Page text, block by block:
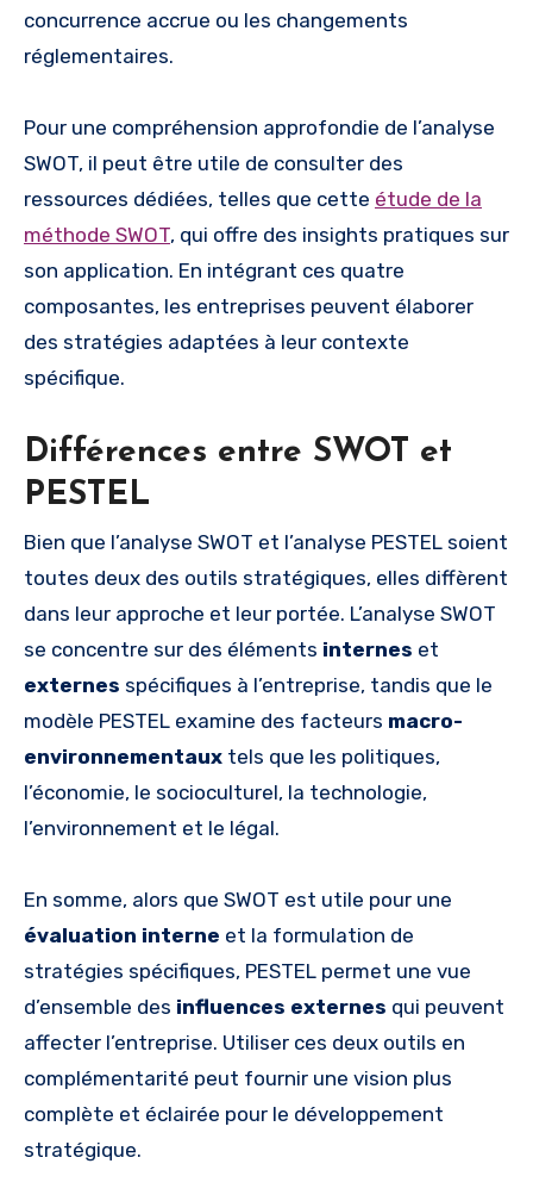
concurrence accrue ou les changements
réglementaires.
Pour une compréhension approfondie de l’analyse
SWOT, il peut être utile de consulter des
ressources dédiées, telles que cette étude de la
méthode SWOT, qui offre des insights pratiques sur
son application. En intégrant ces quatre
composantes, les entreprises peuvent élaborer
des stratégies adaptées à leur contexte
spécifique.
Différences entre SWOT et
PESTEL
Bien que l’analyse SWOT et l’analyse PESTEL soient
toutes deux des outils stratégiques, elles diffèrent
dans leur approche et leur portée. L’analyse SWOT
se concentre sur des éléments internes et
externes spécifiques à l’entreprise, tandis que le
modèle PESTEL examine des facteurs macro-
environnementaux tels que les politiques,
l’économie, le socioculturel, la technologie,
l’environnement et le légal.
En somme, alors que SWOT est utile pour une
évaluation interne et la formulation de
stratégies spécifiques, PESTEL permet une vue
d’ensemble des influences externes qui peuvent
affecter l’entreprise. Utiliser ces deux outils en
complémentarité peut fournir une vision plus
complète et éclairée pour le développement
stratégique.